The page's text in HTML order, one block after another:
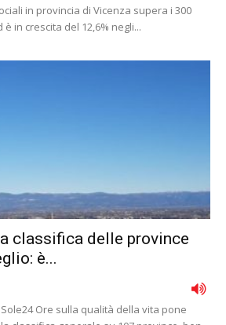
in provincia di Vicenza supera i 300
in crescita del 12,6% negli...
classifica delle province
è...
Ore sulla qualità della vita pone